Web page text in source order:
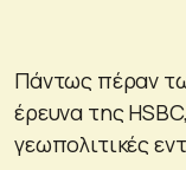
Πάντως πέραν
έρευνα της
γεωπολιτικές